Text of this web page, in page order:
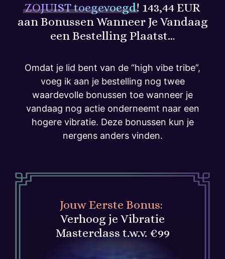
ZOJUIST toegevoegd! 143,44 EUR
aan Bonussen Wanneer Je Vandaag
een Bestelling Plaatst…
Omdat je lid bent van de “high vibe tribe”,
voeg ik aan je bestelling nog twee
waardevolle bonussen toe wanneer je
vandaag nog actie onderneemt naar een
hogere vibratie. Deze bonussen kun je
nergens anders vinden.
Jouw Eerste Bonus:
Verhoog je Vibratie
Masterclass t.w.v. €99